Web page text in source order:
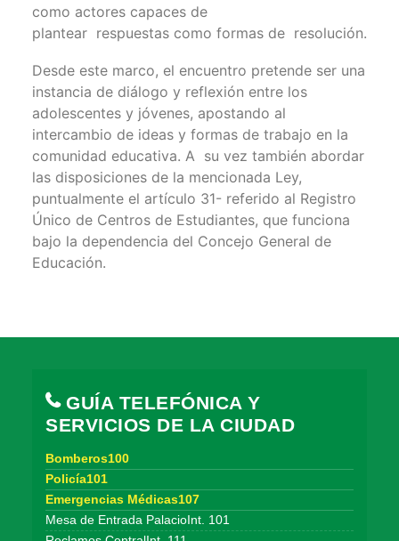
como actores capaces de
plantear respuestas como formas de resolución.
Desde este marco, el encuentro pretende ser una
instancia de diálogo y reflexión entre los
adolescentes y jóvenes, apostando al
intercambio de ideas y formas de trabajo en la
comunidad educativa. A su vez también abordar
las disposiciones de la mencionada Ley,
puntualmente el artículo 31- referido al Registro
Único de Centros de Estudiantes, que funciona
bajo la dependencia del Concejo General de
Educación.
GUÍA TELEFÓNICA Y
SERVICIOS DE LA CIUDAD
Bomberos100
Policía101
Emergencias Médicas107
Mesa de Entrada PalacioInt. 101